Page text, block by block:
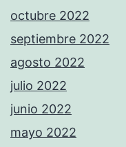
octubre 2022
septiembre 2022
agosto 2022
julio 2022
junio 2022
mayo 2022